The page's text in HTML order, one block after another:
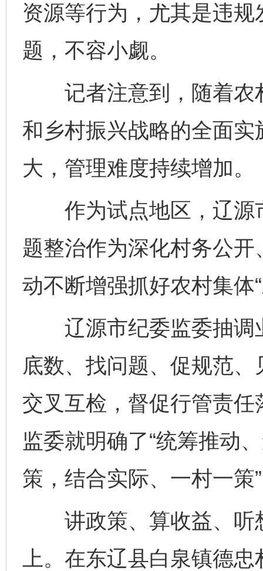
资源等行为，尤其是违
题，不容小觑。
记者注意到，随着农
和乡村振兴战略的全面实
大，管理难度持续增加。
作为试点地区，辽源
题整治作为深化村务公
动不断增强抓好农村集体
辽源市纪委监委抽调
底数、找问题、促规范、
交叉互检，督促行管责
监委就明确了“统筹推动
策，结合实际、一村一策
讲政策、算收益、听
上。在东辽县白泉镇德